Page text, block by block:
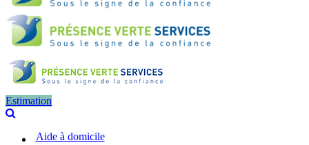
Estimation
Aide à domicile